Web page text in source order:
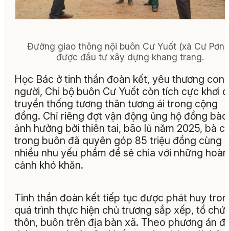
Đường giao thông nội buôn Cư Yuốt (xã Cư
được đầu tư xây dựng khang trang.
Học Bác ở tinh thần đoàn kết, yêu thương con
người, Chi bộ buôn Cư Yuốt còn tích cực khơi
truyền thống tương thân tương ái trong cộng
đồng. Chỉ riêng đợt vận động ủng hộ đồng
ảnh hưởng bởi thiên tai, bão lũ năm 2025, bà
trong buôn đã quyên góp 85 triệu đồng cùng
nhiều nhu yếu phẩm để sẻ chia với những hoàn
cảnh khó khăn.
Tinh thần đoàn kết tiếp tục được phát huy
quá trình thực hiện chủ trương sắp xếp, tổ
thôn, buôn trên địa bàn xã. Theo phương án